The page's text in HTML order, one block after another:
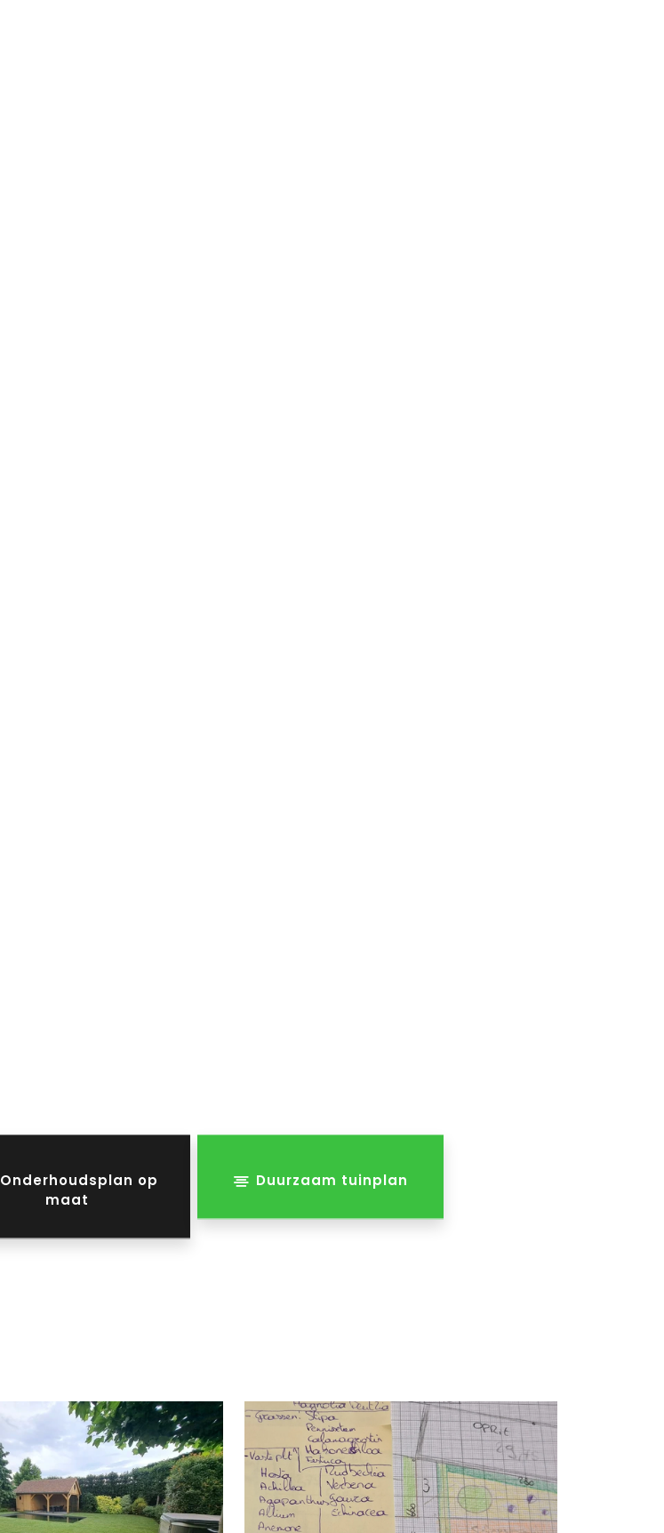
Onderhoudsplan op
maat
Duurzaam tuinplan